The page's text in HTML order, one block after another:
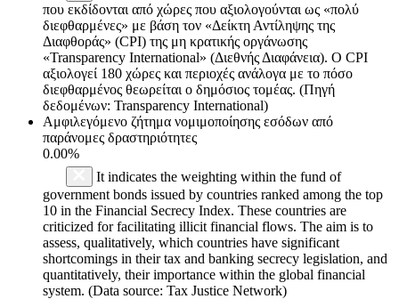
που εκδίδονται από χώρες που αξιολογούνται ως «πολύ
διεφθαρμένες» με βάση τον «Δείκτη Αντίληψης της
Διαφθοράς» (CPI) της μη κρατικής οργάνωσης
«Transparency International» (Διεθνής Διαφάνεια). Ο CPI
αξιολογεί 180 χώρες και περιοχές ανάλογα με το πόσο
διεφθαρμένος θεωρείται ο δημόσιος τομέας. (Πηγή
δεδομένων: Transparency International)
Αμφιλεγόμενο ζήτημα νομιμοποίησης εσόδων από
παράνομες δραστηριότητες
0.00%
It indicates the weighting within the fund of
government bonds issued by countries ranked among the top
10 in the Financial Secrecy Index. These countries are
criticized for facilitating illicit financial flows. The aim is to
assess, qualitatively, which countries have significant
shortcomings in their tax and banking secrecy legislation, and
quantitatively, their importance within the global financial
system. (Data source: Tax Justice Network)